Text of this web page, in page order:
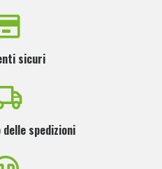
sicuri
spedizioni